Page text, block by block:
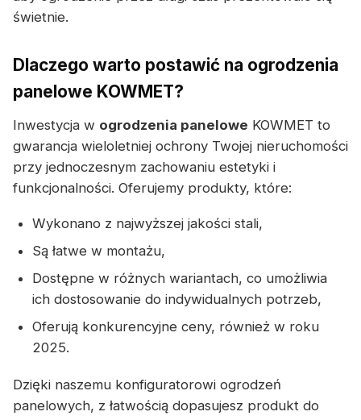
świetnie.
Dlaczego warto postawić na ogrodzenia
panelowe KOWMET?
Inwestycja w ogrodzenia panelowe KOWMET to
gwarancja wieloletniej ochrony Twojej nieruchomości
przy jednoczesnym zachowaniu estetyki i
funkcjonalności. Oferujemy produkty, które:
Wykonano z najwyższej jakości stali,
Są łatwe w montażu,
Dostępne w różnych wariantach, co umożliwia
ich dostosowanie do indywidualnych potrzeb,
Oferują konkurencyjne ceny, również w roku
2025.
Dzięki naszemu konfiguratorowi ogrodzeń
panelowych, z łatwością dopasujesz produkt do